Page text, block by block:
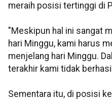
meraih posisi tertinggi di
"Meskipun hal ini sangat
hari Minggu, kami harus
menjelang hari Minggu.
terakhir kami tidak
Sementara itu, di posisi